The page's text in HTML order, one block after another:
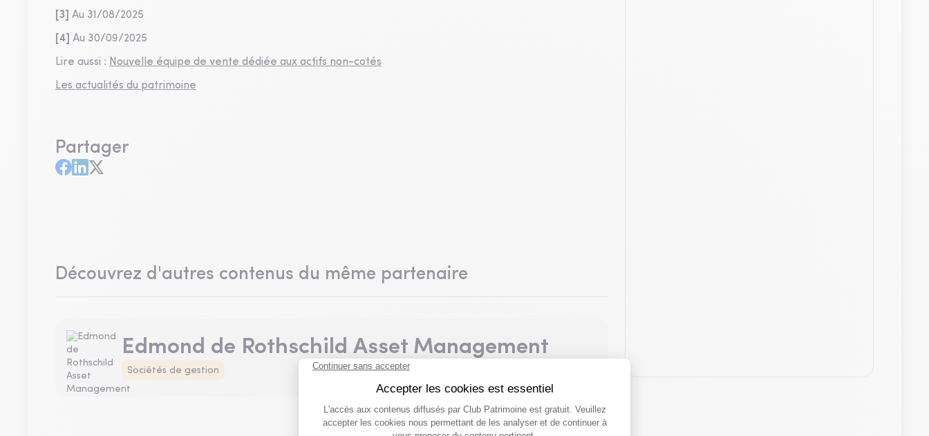
[3] Au 31/08/2025
[4] Au 30/09/2025
Lire aussi : Nouvelle équipe de vente dédiée aux actifs non-cotés
Les actualités du patrimoine
Partager
Découvrez d'autres contenus du même partenaire
Edmond de Rothschild Asset Management
Sociétés de gestion